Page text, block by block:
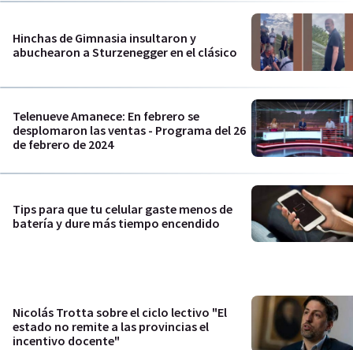
Hinchas de Gimnasia insultaron y
abuchearon a Sturzenegger en el clásico
Telenueve Amanece: En febrero se
desplomaron las ventas - Programa del 26
de febrero de 2024
Tips para que tu celular gaste menos de
batería y dure más tiempo encendido
Nicolás Trotta sobre el ciclo lectivo "El
estado no remite a las provincias el
incentivo docente"